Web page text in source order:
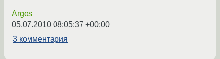
Argos
05.07.2010 08:05:37 +00:00
3 комментария